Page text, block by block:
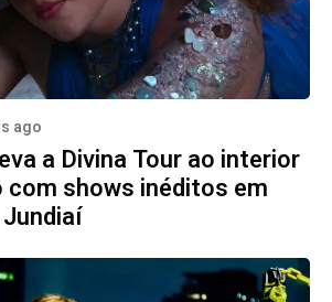
ago
a Divina Tour ao interior
com shows inéditos em